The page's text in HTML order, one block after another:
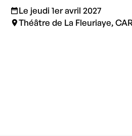
Le jeudi 1er avril 2027
Théâtre de La Fleuriaye,